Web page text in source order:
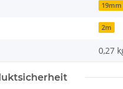
19mm
2m
0,27